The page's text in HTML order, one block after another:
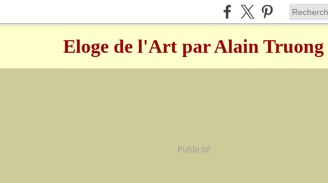
Eloge de l'Art par Alain Truong
Publicité